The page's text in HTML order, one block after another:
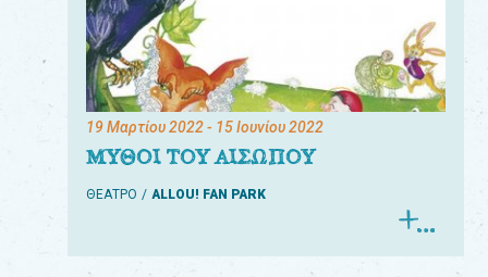
19 Μαρτίου 2022- 15 Ιουνίου 2022
ΜΥΘΟΙ ΤΟΥ ΑΙΣΩΠΟΥ
ΘΕΑΤΡΟ ALLOU! FAN PARK